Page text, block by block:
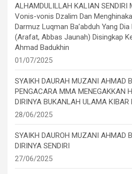
ALHAMDULILLAH KALIAN SENDIRI
Vonis-vonis Dzalim Dan
Darmuz Luqman Ba’abduh Yang
(Arafat, Abbas Jaunah) Disingkap
Ahmad Badukhin
01/07/2025
SYAIKH DAURAH MUZANI AHMAD
PENGACARA MMA MENEGAKKAN
DIRINYA BUKANLAH ULAMA KIBAR
28/06/2025
SYAIKH DAUROH MUZANI AHMAD
DIRINYA SENDIRI
27/06/2025